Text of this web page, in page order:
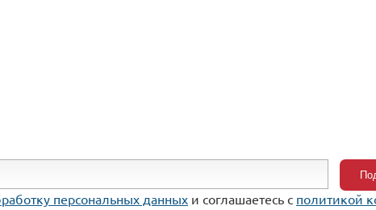
персональных данных и соглашаетесь c политикой